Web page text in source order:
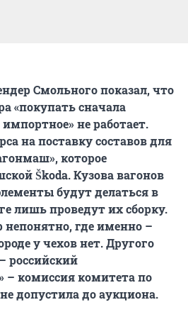
Смольного показал, что
«покупать сначала
не работает.
на поставку составов для
которое
Škoda. Кузова вагонов
будут делаться в
лишь проведут их сборку.
где именно –
у чехов нет. Другого
российский
– комиссия комитета по
допустила до аукциона.